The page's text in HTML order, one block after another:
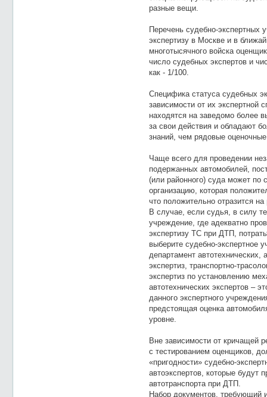
разные вещи.
Перечень судебно-
экспертизу в Москве и в
многотысячного войска
число судебных экспертов и
как - 1/100.
Специфика статуса судебных
зависимости от их экспертной
находятся на заведомо более
за свои действия и обладают
знаний, чем рядовые
Чаще всего для проведении
подержанных автомобилей,
(или районного) суда может по
организацию, которая
что положительно отразится
В случае, если судья, в силу
учреждение, где адекватно
экспертизу ТС при ДТП,
выберите судебно-экспертное
департамент автотехнических,
экспертиз, транспортно-
экспертиз по установлению
автотехнических экспертов –
данного экспертного
предстоящая оценка
уровне.
Вне зависимости от кричащей
с тестированием оценщиков,
«пригодности» судебно-
автоэкспертов, которые будут
автотранспорта при ДТП.
Набор документов, требующий